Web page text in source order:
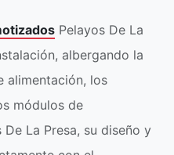
Pelayos De La
albergando la
alimentación, los
módulos de
La Presa, su diseño y